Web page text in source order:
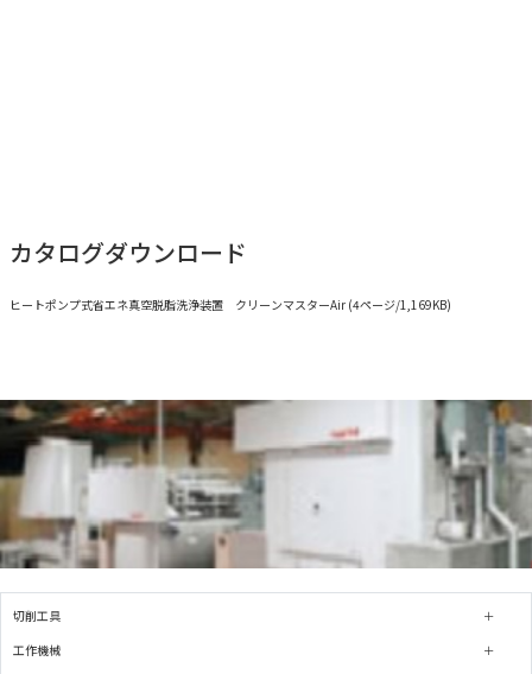
カタログダウンロード
ヒートポンプ式省エネ真空脱脂洗浄装置 クリーンマスターAir (4ページ/1,169KB)
切削工具
工作機械